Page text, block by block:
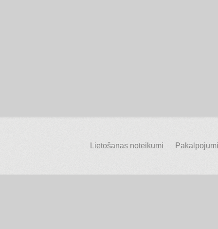
Lietošanas noteikumi